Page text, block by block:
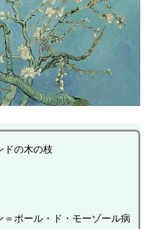
ドの木の枝
ポール・ド・モーゾール病